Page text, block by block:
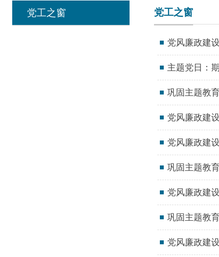
党工之窗 党工之窗
党风廉政建
主题党日：
巩固主题教
党风廉政建
党风廉政建
巩固主题教
党风廉政建
巩固主题教
党风廉政建